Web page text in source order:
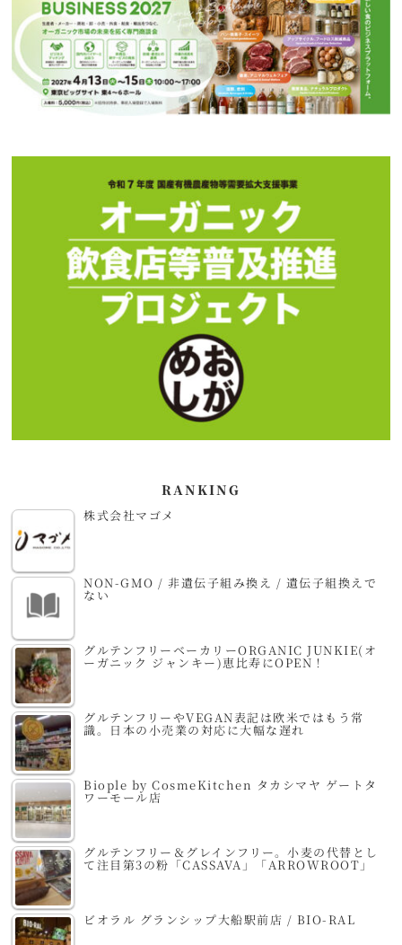
RANKING
株式会社マゴメ
NON-GMO / 非遺伝子組み換え / 遺伝子組換えで
ない
グルテンフリーベーカリーORGANIC JUNKIE(オ
ーガニック ジャンキー)恵比寿にOPEN！
グルテンフリーやVEGAN表記は欧米ではもう常
識。日本の小売業の対応に大幅な遅れ
Biople by CosmeKitchen タカシマヤ ゲートタ
ワーモール店
グルテンフリー＆グレインフリー。小麦の代替とし
て注目第3の粉「CASSAVA」「ARROWROOT」
ビオラル グランシップ大船駅前店 / BIO-RAL